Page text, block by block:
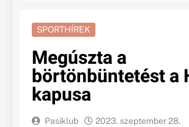
SPORTHÍREK
Megúszta a
börtönbüntetést a
kapusa
Pasiklub 2023. szeptember 28.